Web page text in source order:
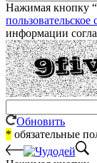
Нажимая кнопку
пользовательское
информации
Обновить
* обязательные